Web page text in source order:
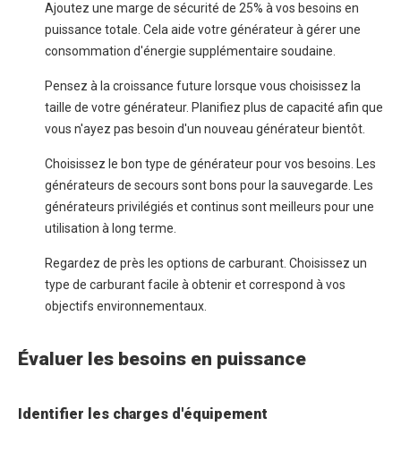
Ajoutez une marge de sécurité de 25% à vos besoins en
puissance totale. Cela aide votre générateur à gérer une
consommation d'énergie supplémentaire soudaine.
Pensez à la croissance future lorsque vous choisissez la
taille de votre générateur. Planifiez plus de capacité afin que
vous n'ayez pas besoin d'un nouveau générateur bientôt.
Choisissez le bon type de générateur pour vos besoins. Les
générateurs de secours sont bons pour la sauvegarde. Les
générateurs privilégiés et continus sont meilleurs pour une
utilisation à long terme.
Regardez de près les options de carburant. Choisissez un
type de carburant facile à obtenir et correspond à vos
objectifs environnementaux.
Évaluer les besoins en puissance
Identifier les charges d'équipement